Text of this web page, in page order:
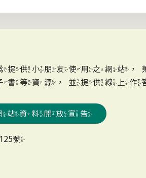
提供小朋友使用之網站，
書等資源，並提供線上作
站資料開放宣告
號